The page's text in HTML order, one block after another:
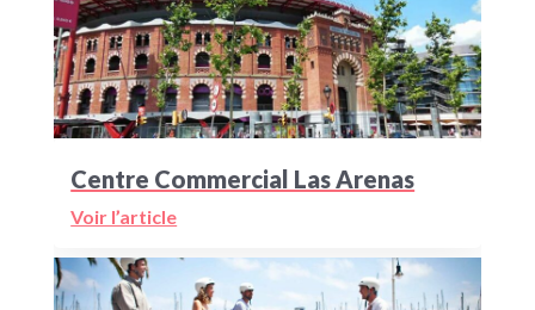
Centre Commercial Las Arenas
Voir l’article